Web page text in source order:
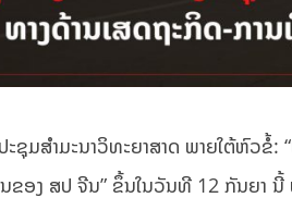
ຊຸມສໍາມະນາວິທະຍາສາດ ພາຍໃຕ້ຫົວຂໍ້:
ຂອງ ສປ ຈີນ” ຂຶ້ນໃນວັນທີ 12 ກັນຍາ